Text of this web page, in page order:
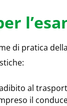
di pratica
al
il